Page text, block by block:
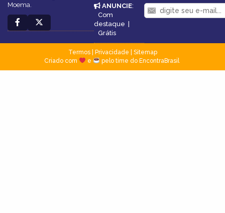
Moema.
ANUNCIE:
Com
destaque
Grátis
Termos| Privacidade
Sitemap
Criado com
e pelo time do EncontraBrasil